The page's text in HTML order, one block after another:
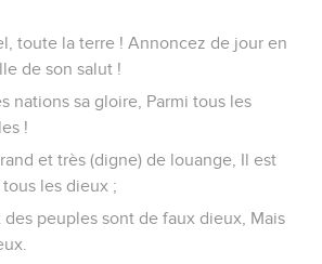
toute la terre ! Annoncez de jour en
de son salut !
nations sa gloire, Parmi tous les
!
et très (digne) de louange, Il est
les dieux ;
des peuples sont de faux dieux, Mais